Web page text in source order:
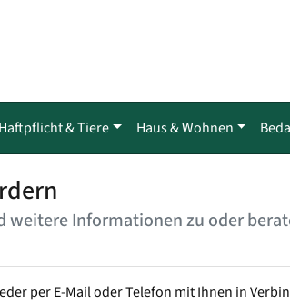
& Tiere Haus & Wohnen
weitere Informationen zu oder
per E-Mail oder Telefon mit Ihnen in